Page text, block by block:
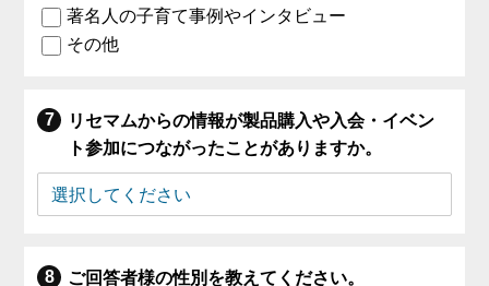
著名人の子育て事例やインタビュー
その他
リセマムからの情報が製品購入や入会・イベン
ト参加につながったことがありますか。
ご回答者様の性別を教えてください。